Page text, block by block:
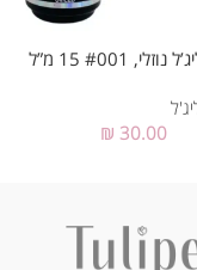
₪ 30.00